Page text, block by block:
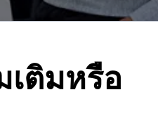
เติมหรือ